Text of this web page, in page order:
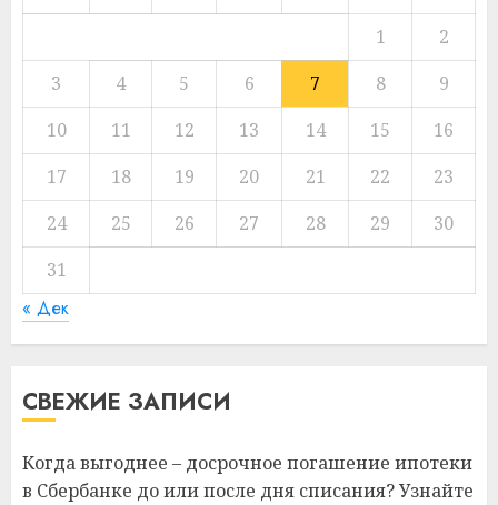
1
2
3
4 5 6 7 8
9
10
11 12 13 14 15
16
17
18 19 20 21 22
23
24
25 26 27 28 29
30
31
« Дек
СВЕЖИЕ ЗАПИСИ
Когда выгоднее – досрочное погашение ипотеки
в Сбербанке до или после дня списания? Узнайте